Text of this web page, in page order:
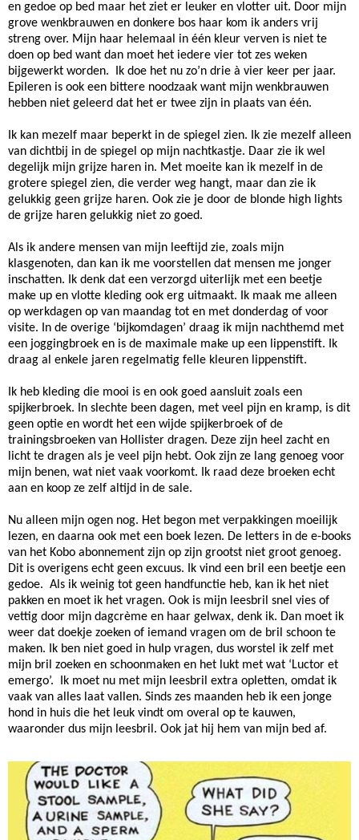
en gedoe op bed maar het ziet er leuker en vlotter uit. Door mijn
grove wenkbrauwen en donkere bos haar kom ik anders vrij
streng over. Mijn haar helemaal in één kleur verven is niet te
doen op bed want dan moet het iedere vier tot zes weken
bijgewerkt worden. Ik doe het nu zo’n drie à vier keer per jaar.
Epileren is ook een bittere noodzaak want mijn wenkbrauwen
hebben niet geleerd dat het er twee zijn in plaats van één.
Ik kan mezelf maar beperkt in de spiegel zien. Ik zie mezelf alleen
van dichtbij in de spiegel op mijn nachtkastje. Daar zie ik wel
degelijk mijn grijze haren in. Met moeite kan ik mezelf in de
grotere spiegel zien, die verder weg hangt, maar dan zie ik
gelukkig geen grijze haren. Ook zie je door de blonde high lights
de grijze haren gelukkig niet zo goed.
Als ik andere mensen van mijn leeftijd zie, zoals mijn
klasgenoten, dan kan ik me voorstellen dat mensen me jonger
inschatten. Ik denk dat een verzorgd uiterlijk met een beetje
make up en vlotte kleding ook erg uitmaakt. Ik maak me alleen
op werkdagen op van maandag tot en met donderdag of voor
visite. In de overige ‘bijkomdagen’ draag ik mijn nachthemd met
een joggingbroek en is de maximale make up een lippenstift. Ik
draag al enkele jaren regelmatig felle kleuren lippenstift.
Ik heb kleding die mooi is en ook goed aansluit zoals een
spijkerbroek. In slechte been dagen, met veel pijn en kramp, is dit
geen optie en wordt het een wijde spijkerbroek of de
trainingsbroeken van Hollister dragen. Deze zijn heel zacht en
licht te dragen als je veel pijn hebt. Ook zijn ze lang genoeg voor
mijn benen, wat niet vaak voorkomt. Ik raad deze broeken echt
aan en koop ze zelf altijd in de sale.
Nu alleen mijn ogen nog. Het begon met verpakkingen moeilijk
lezen, en daarna ook met een boek lezen. De letters in de e-books
van het Kobo abonnement zijn op zijn grootst niet groot genoeg.
Dit is overigens echt geen excuus. Ik vind een bril een beetje een
gedoe. Als ik weinig tot geen handfunctie heb, kan ik het niet
pakken en moet ik het vragen. Ook is mijn leesbril snel vies of
vettig door mijn dagcrème en haar gelwax, denk ik. Dan moet ik
weer dat doekje zoeken of iemand vragen om de bril schoon te
maken. Ik ben niet goed in hulp vragen, dus worstel ik zelf met
mijn bril zoeken en schoonmaken en het lukt met wat ‘Luctor et
emergo’. Ik moet nu met mijn leesbril extra opletten, omdat ik
vaak van alles laat vallen. Sinds zes maanden heb ik een jonge
hond in huis die het leuk vindt om overal op te kauwen,
waaronder dus mijn leesbril. Ook jat hij hem van mijn bed af.